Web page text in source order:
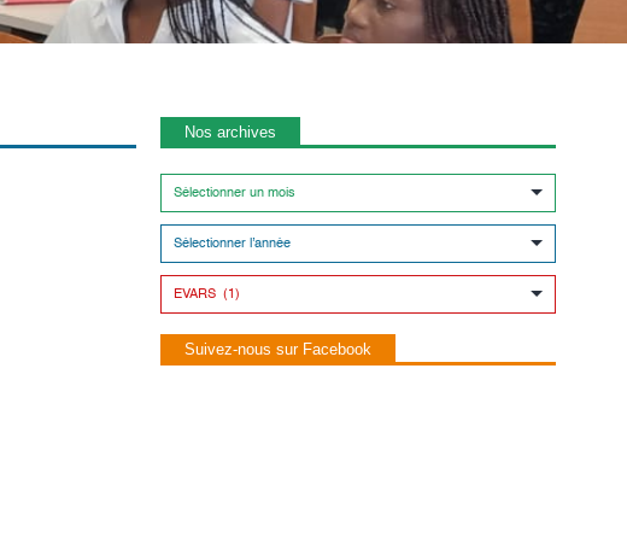
Nos archives
Suivez-nous sur Facebook